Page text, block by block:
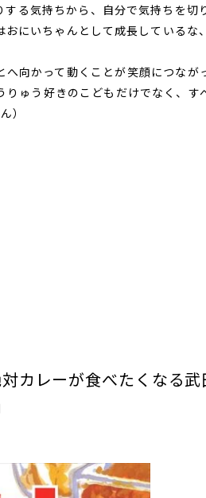
る気持ちから、自分で気持ちを切
にいちゃんとして成長しているな
向かって動くことが笑顔につなが
ゅう好きのこどもだけでなく、す
）
カレーが食べたくなる武